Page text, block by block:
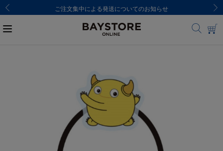
ご注文集中による発送についてのお知らせ